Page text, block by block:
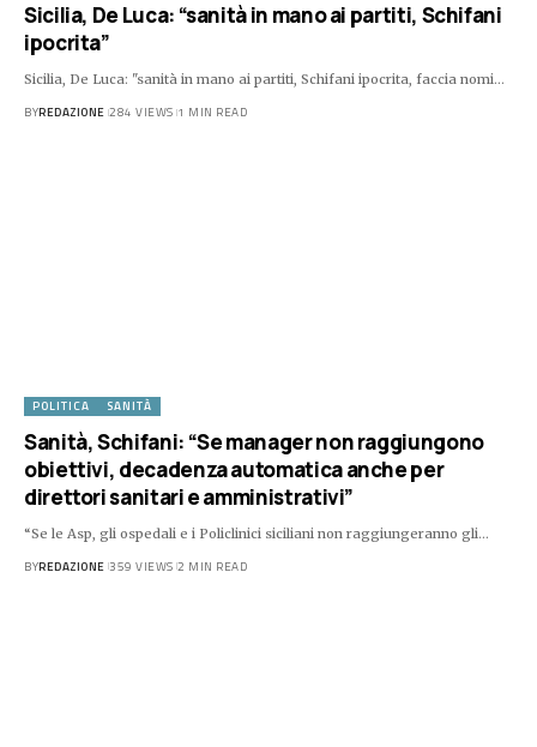
Sicilia, De Luca: “sanità in mano ai partiti, Schifani
ipocrita”
Sicilia, De Luca: "sanità in mano ai partiti, Schifani ipocrita, faccia nomi…
BYREDAZIONE 284 VIEWS 1 MIN READ
POLITICA SANITÀ
Sanità, Schifani: “Se manager non raggiungono
obiettivi, decadenza automatica anche per
direttori sanitari e amministrativi”
“Se le Asp, gli ospedali e i Policlinici siciliani non raggiungeranno gli…
BYREDAZIONE 359 VIEWS 2 MIN READ